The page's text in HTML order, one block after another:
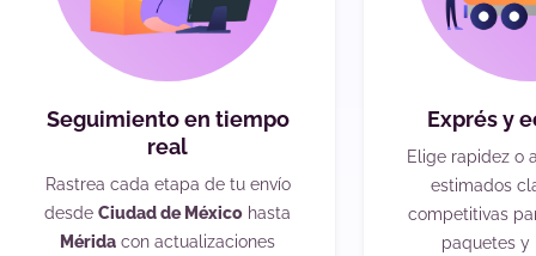
Seguimiento en tiempo
real
Rastrea cada etapa de tu envío
desde Ciudad de México hasta
Mérida con actualizaciones
Exprés y
Elige rapidez o
estimados
competitivas
paquetes y